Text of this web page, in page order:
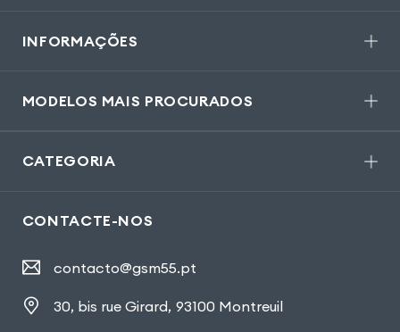
INFORMAÇÕES
MODELOS MAIS PROCURADOS
CATEGORIA
CONTACTE-NOS
contacto@gsm55.pt
30, bis rue Girard, 93100 Montreuil